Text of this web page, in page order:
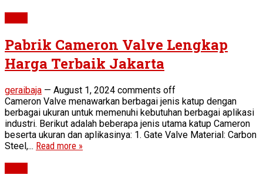
Pabrik Cameron Valve Lengkap
Harga Terbaik Jakarta
geraibaja — August 1, 2024 comments off
Cameron Valve menawarkan berbagai jenis katup dengan
berbagai ukuran untuk memenuhi kebutuhan berbagai aplikasi
industri. Berikut adalah beberapa jenis utama katup Cameron
beserta ukuran dan aplikasinya: 1. Gate Valve Material: Carbon
Steel,... Read more »